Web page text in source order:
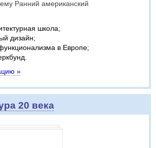
Ранний американский
школа;
дизайн;
в Европе;
»
20 века